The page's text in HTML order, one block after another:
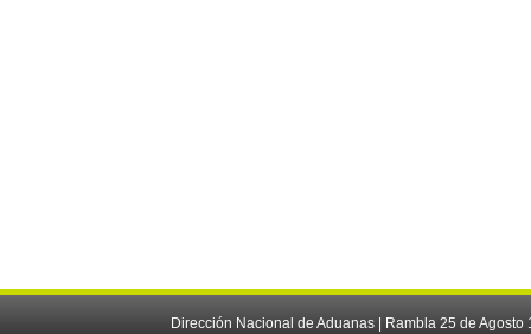
Dirección Nacional de Aduanas | Rambla 25 de